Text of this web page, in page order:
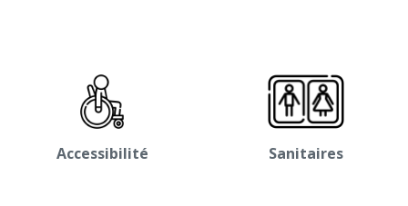
Accessibilité Sanitaires